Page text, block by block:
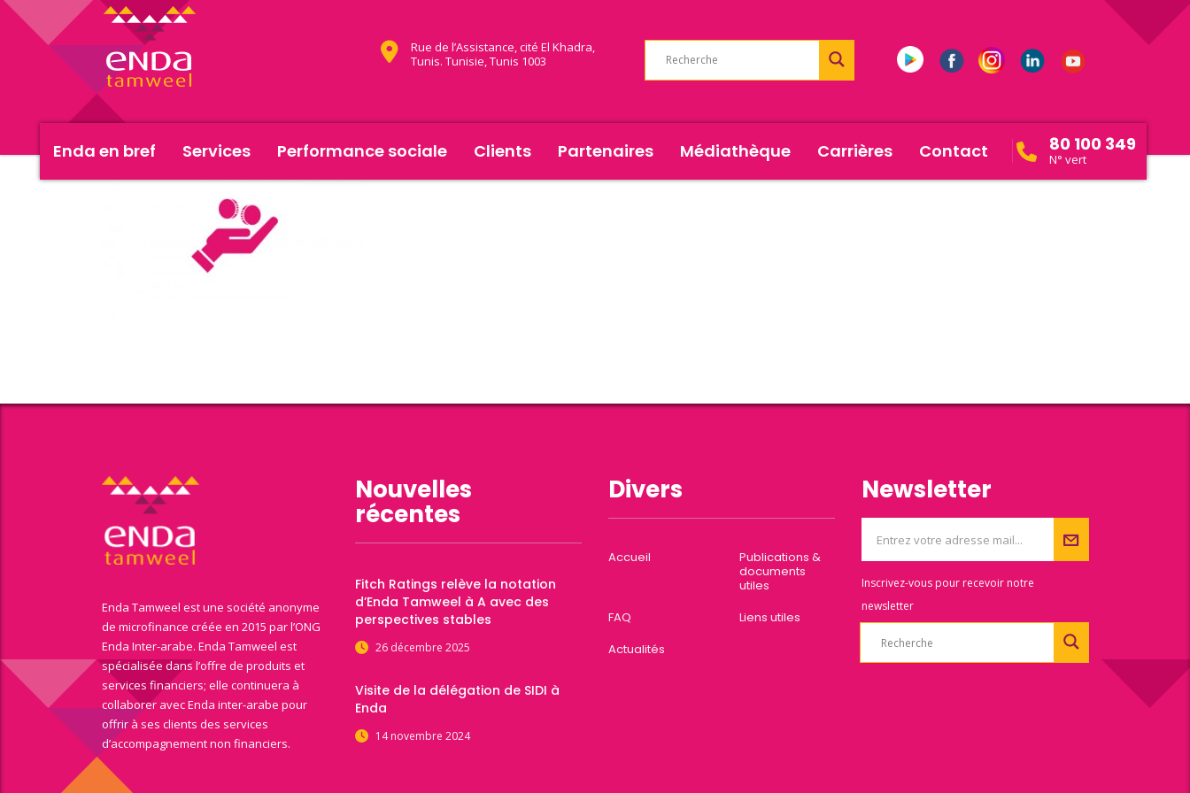
Rue de l’Assistance, cité El Khadra,
Tunis. Tunisie, Tunis 1003
Enda en bref Services Performance sociale Clients Partenaires Médiathèque Carrières Contact 80 100 349
N° vert
Enda Tamweel est une société anonyme
de microfinance créée en 2015 par l’ONG
Enda Inter-arabe. Enda Tamweel est
spécialisée dans l’offre de produits et
services financiers; elle continuera à
collaborer avec Enda inter-arabe pour
offrir à ses clients des services
d’accompagnement non financiers.
Nouvelles
récentes
Fitch Ratings relève la notation
d’Enda Tamweel à A avec des
perspectives stables
26 décembre 2025
Visite de la délégation de SIDI à
Enda
14 novembre 2024
Divers
Accueil
Publications &
documents
utiles
FAQ
Liens utiles
Actualités
Newsletter
Inscrivez-vous pour recevoir notre
newsletter